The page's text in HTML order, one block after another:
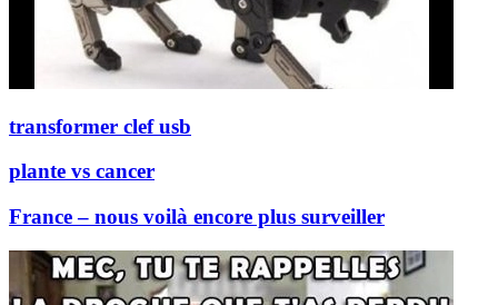
transformer clef usb
plante vs cancer
France – nous voilà encore plus surveiller